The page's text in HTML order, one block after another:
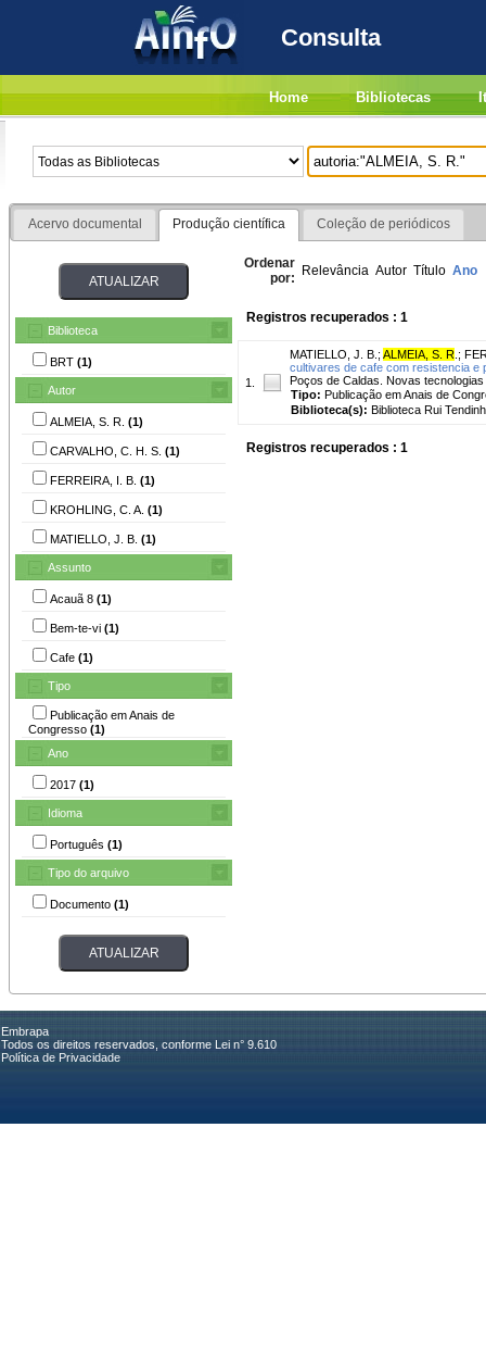
Consulta
Home Bibliotecas
Acervo documental Produção científica Coleção de periódicos
Biblioteca
BRT (1)
Autor
ALMEIA, S. R. (1)
CARVALHO, C. H. S. (1)
FERREIRA, I. B. (1)
KROHLING, C. A. (1)
MATIELLO, J. B. (1)
Assunto
Acauã 8 (1)
Bem-te-vi (1)
Cafe (1)
Tipo
Publicação em Anais de
Congresso (1)
Ano
2017 (1)
Idioma
Português (1)
Tipo do arquivo
Documento (1)
Ordenar
por: Relevância Autor Título Ano
Registros recuperados : 1
1.
MATIELLO, J. B. ; ALMEIA, S. R ;
cultivares de cafe com resistencia e
Poços de Caldas. Novas
Tipo: Publicação em Anais de
Biblioteca(s): Biblioteca Rui
Registros recuperados : 1
Embrapa
Todos os direitos reservados, conforme Lei n° 9.610
Política de Privacidade